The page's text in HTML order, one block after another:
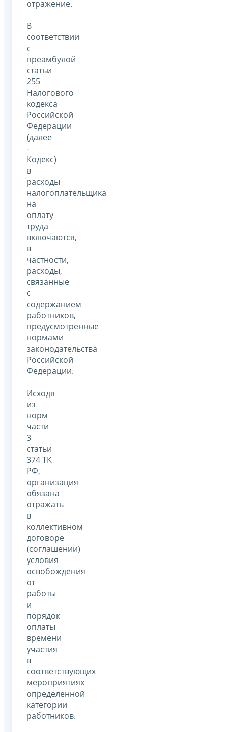
отражение.
В
соответствии
с
преамбулой
статьи
255
Налогового
кодекса
Российской
Федерации
(далее
-
Кодекс)
в
расходы
налогоплательщика
на
оплату
труда
включаются,
в
частности,
расходы,
связанные
с
содержанием
работников,
предусмотренные
нормами
законодательства
Российской
Федерации.
Исходя
из
норм
части
3
статьи
374 ТК
РФ,
организация
обязана
отражать
в
коллективном
договоре
(соглашении)
условия
освобождения
от
работы
и
порядок
оплаты
времени
участия
в
соответствующих
мероприятиях
определенной
категории
работников.